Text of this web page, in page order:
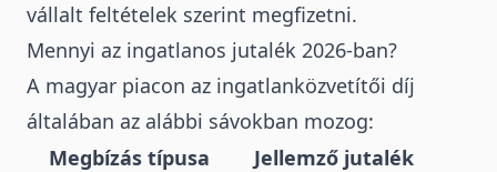
vállalt feltételek szerint megfizetni.
Mennyi az ingatlanos jutalék 2026-ban?
A magyar piacon az ingatlanközvetítői díj
általában az alábbi sávokban mozog:
Megbízás típusa
Jellemző jutalék